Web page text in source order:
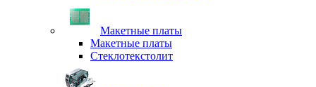
Макетные платы
Макетные платы
Стеклотекстолит